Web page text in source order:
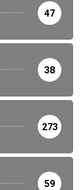
47
38
273
59